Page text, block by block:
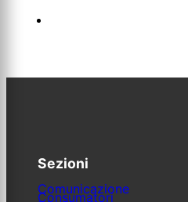
Sezioni
Comunicazione
Consumatori